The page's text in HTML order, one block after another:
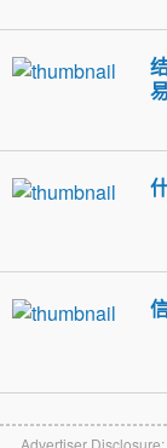
Advertiser